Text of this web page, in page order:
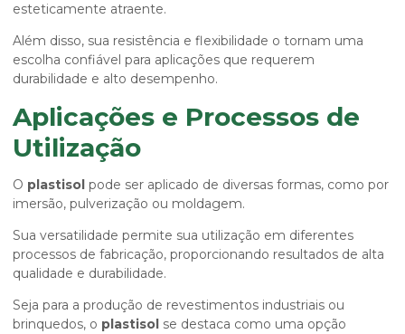
esteticamente atraente.
Além disso, sua resistência e flexibilidade o tornam uma
escolha confiável para aplicações que requerem
durabilidade e alto desempenho.
Aplicações e Processos de
Utilização
O plastisol pode ser aplicado de diversas formas, como por
imersão, pulverização ou moldagem.
Sua versatilidade permite sua utilização em diferentes
processos de fabricação, proporcionando resultados de alta
qualidade e durabilidade.
Seja para a produção de revestimentos industriais ou
brinquedos, o plastisol se destaca como uma opção